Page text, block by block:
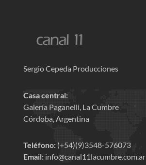
Sergio Cepeda Producciones
Casa central:
Galería Paganelli, La Cumbre
Córdoba, Argentina
Teléfono: (+54)(9)3548-576073
Email: info@canal11lacumbre.com.ar